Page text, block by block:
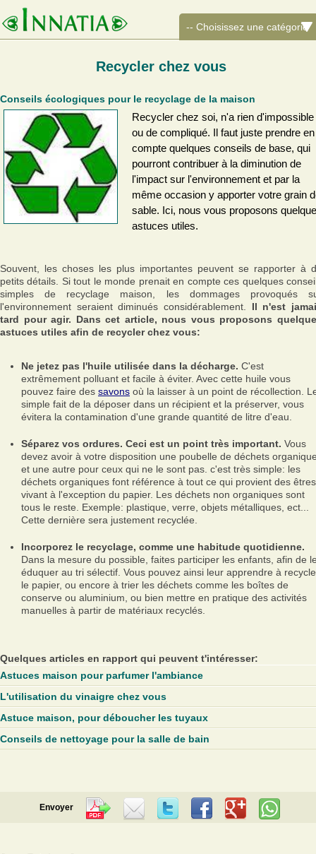
Recycler chez vous
Conseils écologiques pour le recyclage de la maison
Recycler chez soi, n'a rien d'impossible
ou de compliqué. Il faut juste prendre en
compte quelques conseils de base, qui
pourront contribuer à la diminution de
l'impact sur l'environnement et par la
même occasion y apporter votre grain
sable. Ici, nous vous proposons
astuces utiles.
Souvent, les choses les plus importantes peuvent se rapporter à
petits détails. Si tout le monde prenait en compte ces quelques
simples de recyclage maison, les dommages provoqués
l'environnement seraient diminués considérablement. Il n'est
tard pour agir. Dans cet article, nous vous proposons
astuces utiles afin de recycler chez vous:
Ne jetez pas l'huile utilisée dans la décharge. C'est
extrêmement polluant et facile à éviter. Avec cette huile vous
pouvez faire des savons où la laisser à un point de récollection.
simple fait de la déposer dans un récipient et la préserver, vous
évitera la contamination d'une grande quantité de litre d'eau.
Séparez vos ordures. Ceci est un point très important. Vous
devez avoir à votre disposition une poubelle de déchets
et une autre pour ceux qui ne le sont pas. c'est très simple: les
déchets organiques font référence à tout ce qui provient des êtres
vivant à l'exception du papier. Les déchets non organiques sont
tous le reste. Exemple: plastique, verre, objets métalliques, ect...
Cette dernière sera justement recyclée.
Incorporez le recyclage, comme une habitude quotidienne.
Dans la mesure du possible, faites participer les enfants, afin de
éduquer au tri sélectif. Vous pouvez ainsi leur apprendre à
le papier, ou encore à trier les déchets comme les boîtes de
conserve ou aluminium, ou bien mettre en pratique des activités
manuelles à partir de matériaux recyclés.
Quelques articles en rapport qui peuvent t'intéresser:
Astuces maison pour parfumer l'ambiance
L'utilisation du vinaigre chez vous
Astuce maison, pour déboucher les tuyaux
Conseils de nettoyage pour la salle de bain
Envoyer